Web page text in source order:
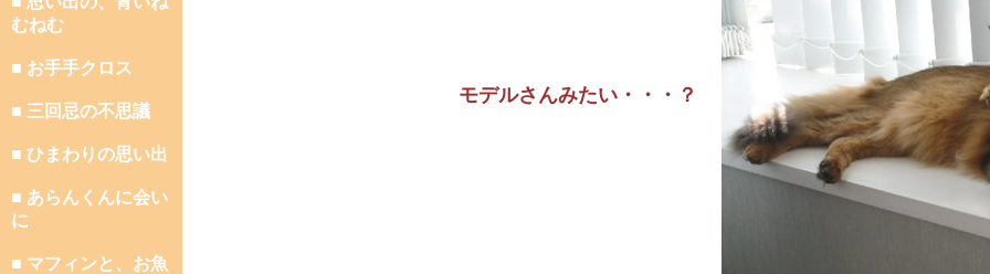
むねむ
■ お手手クロス
■ 三回忌の不思議
■ ひまわりの思い出
■ あらんくんに会い
に
■ マフィンと、お魚
モデルさんみたい・・・？